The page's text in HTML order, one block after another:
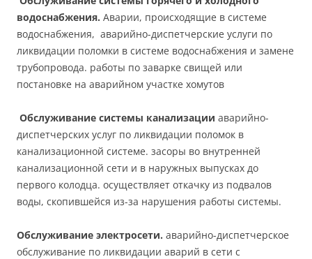
водоснабжения. Аварии, происходящие в системе
водоснабжения, аварийно-диспетчерские услуги по
ликвидации поломки в системе водоснабжения и замене
трубопровода. работы по заварке свищей или
постановке на аварийном участке хомутов
Обслуживание системы канализации аварийно-
диспетчерских услуг по ликвидации поломок в
канализационной системе. засоры во внутренней
канализационной сети и в наружных выпусках до
первого колодца. осуществляет откачку из подвалов
воды, скопившейся из-за нарушения работы системы.
Обслуживание электросети. аварийно-диспетчерское
обслуживание по ликвидации аварий в сети с